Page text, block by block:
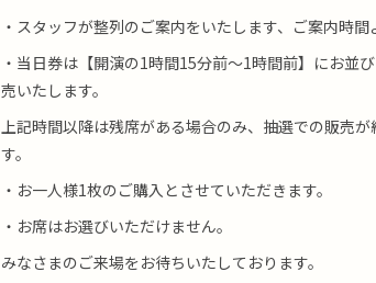
・スタッフが整列のご案内をいたします、ご案内時間
・当日券は【開演の1時間15分前～1時間前】にお並
売いたします。
上記時間以降は残席がある場合のみ、抽選での販売
す。
・お一人様1枚のご購入とさせていただきます。
・お席はお選びいただけません。
みなさまのご来場をお待ちいたしております。